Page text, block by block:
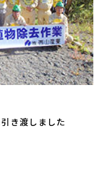
き渡しました